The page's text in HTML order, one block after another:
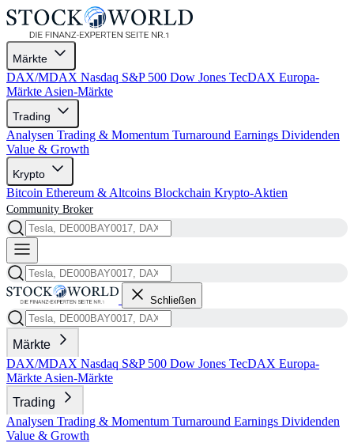
Märkte
DAX/MDAX Nasdaq S&P 500 Dow Jones TecDAX Europa-
Märkte Asien-Märkte
Trading
Analysen Trading & Momentum Turnaround Earnings Dividenden
Value & Growth
Krypto
Bitcoin Ethereum & Altcoins Blockchain Krypto-Aktien
Community Broker
Schließen
Märkte
DAX/MDAX Nasdaq S&P 500 Dow Jones TecDAX Europa-
Märkte Asien-Märkte
Trading
Analysen Trading & Momentum Turnaround Earnings Dividenden
Value & Growth